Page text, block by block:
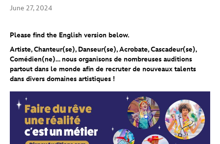
June 27, 2024
Please find the English version below.
Artiste, Chanteur(se), Danseur(se), Acrobate, Cascadeur(se),
Comédien(ne)… nous organisons de nombreuses auditions
partout dans le monde afin de recruter de nouveaux talents
dans divers domaines artistiques !